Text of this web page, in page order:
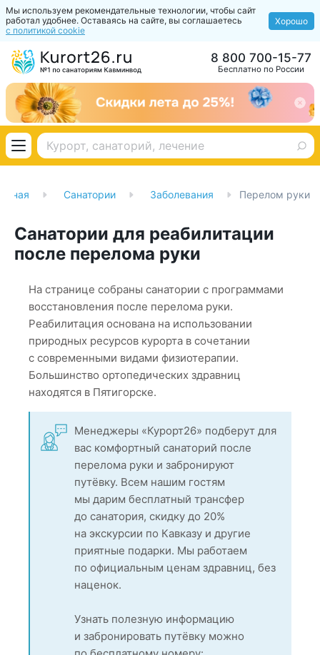
Мы используем рекомендательные технологии, чтобы сайт
работал удобнее. Оставаясь на сайте, вы соглашаетесь
с политикой cookie
Хорошо
Бесплатно по России
8 800 700-15-77
Санатории Заболевания Перелом руки
Санатории для реабилитации
после перелома руки
На странице собраны санатории с программами
восстановления после перелома руки.
Реабилитация основана на использовании
природных ресурсов курорта в сочетании
с современными видами физиотерапии.
Большинство ортопедических здравниц
находятся в Пятигорске.
Менеджеры «Курорт26» подберут для
вас комфортный санаторий после
перелома руки и забронируют
путёвку. Всем нашим гостям
мы дарим бесплатный трансфер
до санатория, скидку до 20%
на экскурсии по Кавказу и другие
приятные подарки. Мы работаем
по официальным ценам здравниц, без
наценок.
Узнать полезную информацию
и забронировать путёвку можно